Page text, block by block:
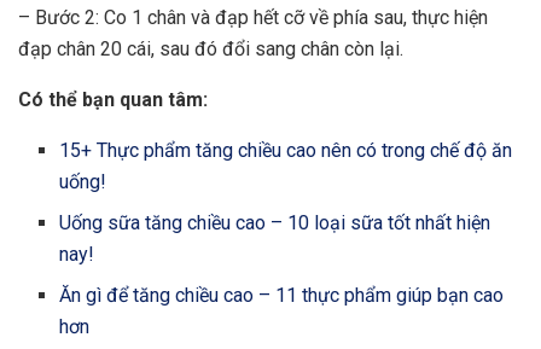
– Bước 2: Co 1 chân và đạp hết cỡ về phía sau, thực hiện
đạp chân 20 cái, sau đó đổi sang chân còn lại.
Có thể bạn quan tâm:
15+ Thực phẩm tăng chiều cao nên có trong chế độ ăn
uống!
Uống sữa tăng chiều cao – 10 loại sữa tốt nhất hiện
nay!
Ăn gì để tăng chiều cao – 11 thực phẩm giúp bạn cao
hơn